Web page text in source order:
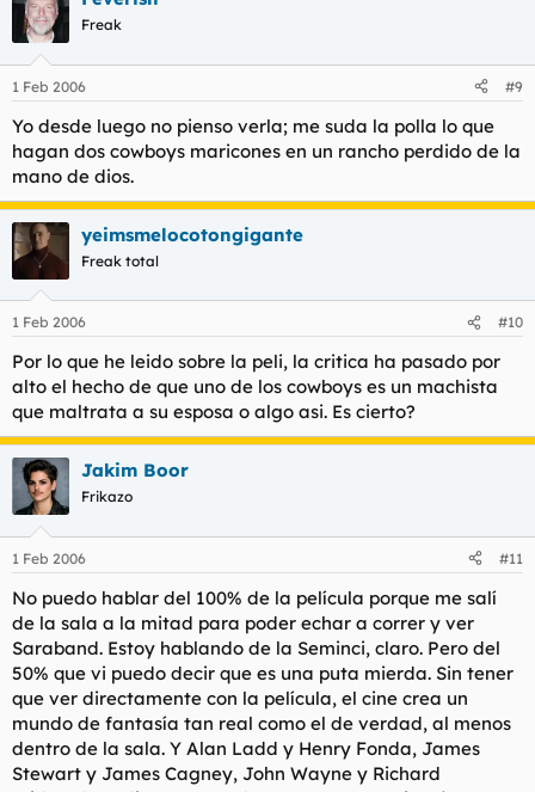
Freak
1 Feb 2006 #9
Yo desde luego no pienso verla; me suda la polla lo que
hagan dos cowboys maricones en un rancho perdido de la
mano de dios.
yeimsmelocotongigante
Freak total
1 Feb 2006 #10
Por lo que he leido sobre la peli, la critica ha pasado por
alto el hecho de que uno de los cowboys es un machista
que maltrata a su esposa o algo asi. Es cierto?
Jakim Boor
Frikazo
1 Feb 2006 #11
No puedo hablar del 100% de la película porque me salí
de la sala a la mitad para poder echar a correr y ver
Saraband. Estoy hablando de la Seminci, claro. Pero del
50% que vi puedo decir que es una puta mierda. Sin tener
que ver directamente con la película, el cine crea un
mundo de fantasía tan real como el de verdad, al menos
dentro de la sala. Y Alan Ladd y Henry Fonda, James
Stewart y James Cagney, John Wayne y Richard